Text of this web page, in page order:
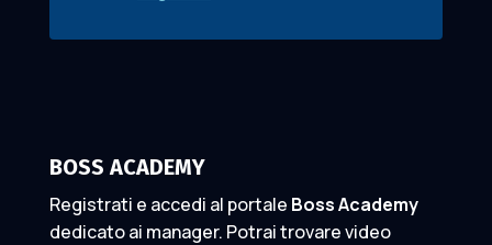
BOSS ACADEMY
Registrati e accedi al portale Boss Academy
dedicato ai manager. Potrai trovare video